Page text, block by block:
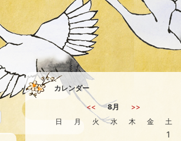
カレンダー
<< 8月
>>
日
月 火 水 木 金 土
1